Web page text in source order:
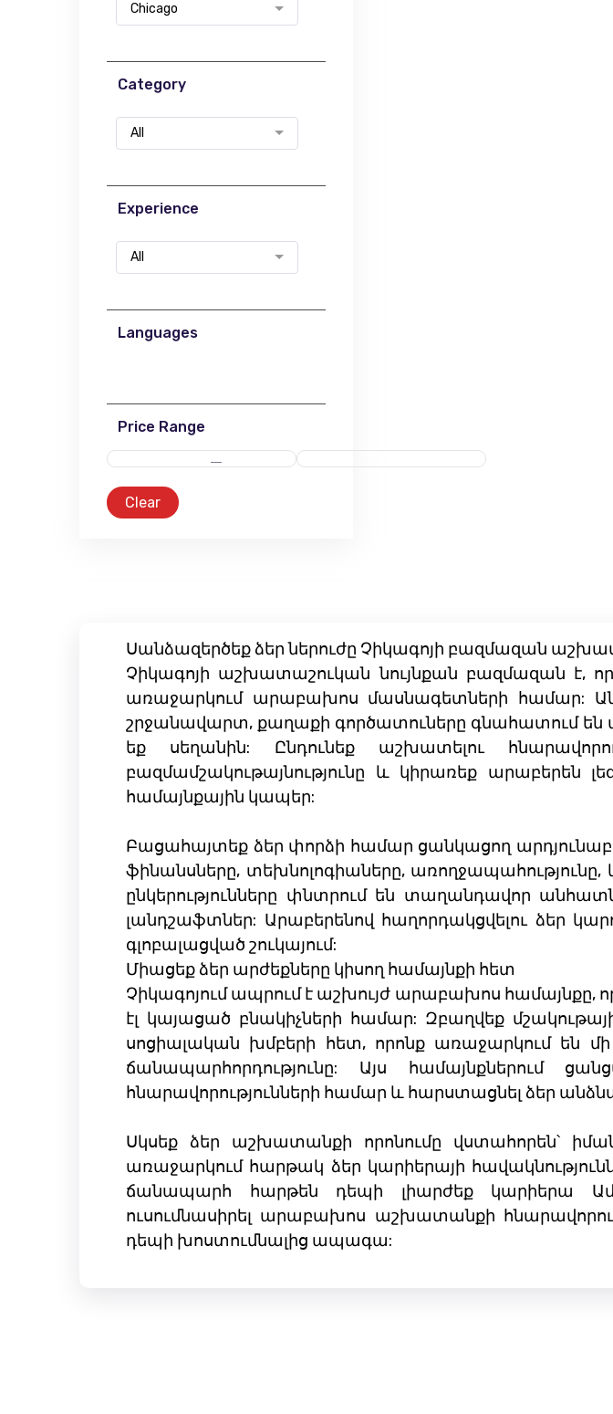
Chicago
Category
All
Experience
All
Languages
Price Range
Clear
Սանձազերծեք ձեր ներուժը Չիկագոյի բազմազան
Չիկագոյի աշխատաշուկան նույնքան բազմազան է,
առաջարկում արաբախոս մասնագետների համար:
շրջանավարտ, քաղաքի գործատուները գնահատում են
եք սեղանին: Ընդունեք աշխատելու
բազմամշակութայնությունը և կիրառեք արաբերեն
համայնքային կապեր:
Բացահայտեք ձեր փորձի համար ցանկացող
ֆինանսները, տեխնոլոգիաները, առողջապահությունը,
ընկերությունները փնտրում են տաղանդավոր
լանդշաֆտներ: Արաբերենով հաղորդակցվելու ձեր
գլոբալացված շուկայում:
Միացեք ձեր արժեքները կիսող համայնքի հետ
Չիկագոյում ապրում է աշխույժ արաբախոս համայնքը,
էլ կայացած բնակիչների համար: Զբաղվեք
սոցիալական խմբերի հետ, որոնք առաջարկում են
ճանապարհորդությունը: Այս
հնարավորությունների համար և հարստացնել ձեր
Սկսեք ձեր աշխատանքի որոնումը վստահորեն՝
առաջարկում հարթակ ձեր կարիերայի
ճանապարհ հարթեն դեպի լիարժեք կարիերա
ուսումնասիրել արաբախոս աշխատանքի
դեպի խոստումնալից ապագա: